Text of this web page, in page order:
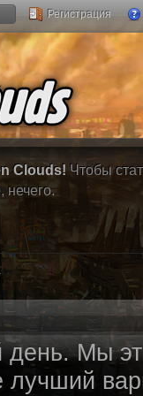
Регистрация
Clouds! Чтобы
нечего.
Мы
лучший